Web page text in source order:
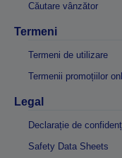
Căutare vânzător
Termeni
Termeni de utilizare
Termenii promoțiilor
Legal
Declarație de
Safety Data Sheets